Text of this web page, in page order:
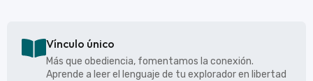
Vínculo único
Más que obediencia, fomentamos la conexión.
Aprende a leer el lenguaje de tu explorador en libertad